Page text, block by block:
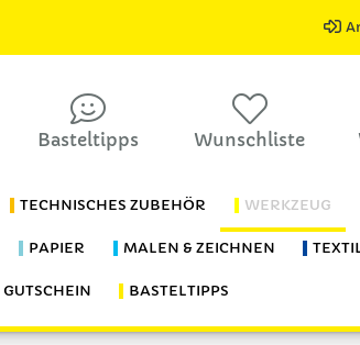
Basteltipps Wunschliste
TECHNISCHES ZUBEHÖR WERKZEUG
PAPIER MALEN & ZEICHNEN
GUTSCHEIN BASTELTIPPS